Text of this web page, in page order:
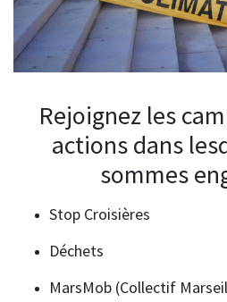
Rejoignez les
actions dans
sommes
Stop Croisières
Déchets
MarsMob (Collectif